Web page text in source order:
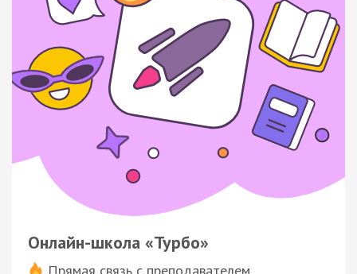
Онлайн-школа «Турбо»